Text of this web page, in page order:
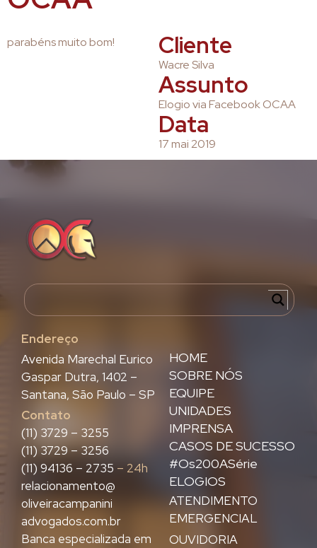
parabéns muito bom! Cliente
Wacre Silva
Assunto
Elogio via Facebook OCAA
Data
17 mai 2019
Endereço
HOME
SOBRE NÓS
EQUIPE
UNIDADES
IMPRENSA
CASOS DE SUCESSO
#Os200ASérie
ELOGIOS
ATENDIMENTO
EMERGENCIAL
OUVIDORIA
Avenida Marechal Eurico
Gaspar Dutra, 1402 –
Santana, São Paulo – SP
Contato
(11) 3729 – 3255
(11) 3729 – 3256
(11) 94136 – 2735 – 24h
relacionamento@
oliveiracampanini
advogados.com.br
Banca especializada em